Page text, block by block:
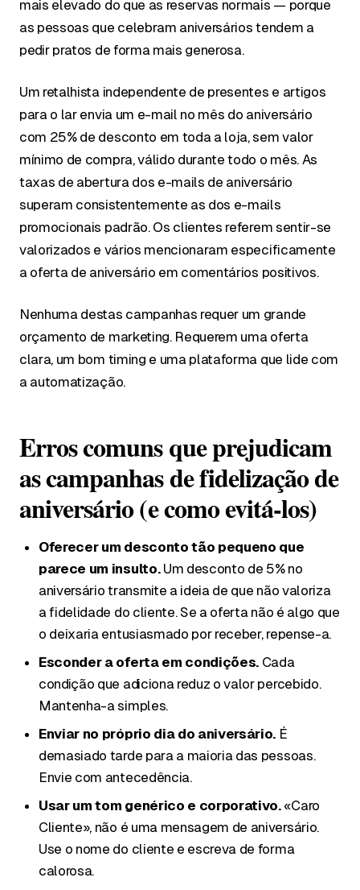
mais elevado do que as reservas normais — porque
as pessoas que celebram aniversários tendem a
pedir pratos de forma mais generosa.
Um retalhista independente de presentes e artigos
para o lar envia um e-mail no mês do aniversário
com 25% de desconto em toda a loja, sem valor
mínimo de compra, válido durante todo o mês. As
taxas de abertura dos e-mails de aniversário
superam consistentemente as dos e-mails
promocionais padrão. Os clientes referem sentir-se
valorizados e vários mencionaram especificamente
a oferta de aniversário em comentários positivos.
Nenhuma destas campanhas requer um grande
orçamento de marketing. Requerem uma oferta
clara, um bom timing e uma plataforma que lide com
a automatização.
Erros comuns que prejudicam
as campanhas de fidelização de
aniversário (e como evitá-los)
Oferecer um desconto tão pequeno que
parece um insulto.Um desconto de 5% no
aniversário transmite a ideia de que não valoriza
a fidelidade do cliente. Se a oferta não é algo que
o deixaria entusiasmado por receber, repense-a.
Esconder a oferta em condições. Cada
condição que adiciona reduz o valor percebido.
Mantenha-a simples.
Enviar no próprio dia do aniversário. É
demasiado tarde para a maioria das pessoas.
Envie com antecedência.
Usar um tom genérico e corporativo.«Caro
Cliente», não é uma mensagem de aniversário.
Use o nome do cliente e escreva de forma
calorosa.